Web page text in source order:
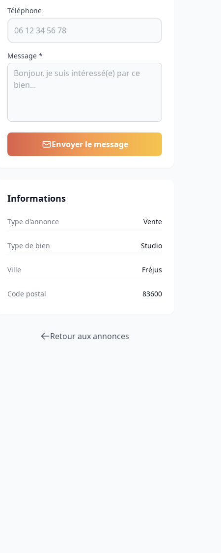
Téléphone
Message *
Envoyer le message
Informations
Type d'annonce Vente
Type de bien Studio
Ville Fréjus
Code postal 83600
Retour aux annonces